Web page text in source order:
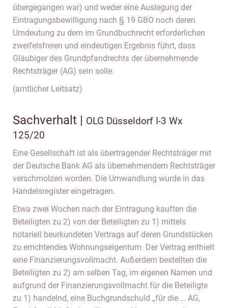
übergegangen war) und weder eine Auslegung der
Eintragungsbewilligung nach § 19 GBO noch deren
Umdeutung zu dem im Grundbuchrecht erforderlichen
zweifelsfreien und eindeutigen Ergebnis führt, dass
Gläubiger des Grundpfandrechts der übernehmende
Rechtsträger (AG) sein solle.
(amtlicher Leitsatz)
Sachverhalt | OLG Düsseldorf I-3 Wx
125/20
Eine Gesellschaft ist als übertragender Rechtsträger mit
der Deutsche Bank AG als übernehmendem Rechtsträger
verschmolzen worden. Die Umwandlung wurde in das
Handelsregister eingetragen.
Etwa zwei Wochen nach der Eintragung kauften die
Beteiligten zu 2) von der Beteiligten zu 1) mittels
notariell beurkundeten Vertrags auf deren Grundstücken
zu errichtendes Wohnungseigentum. Der Vertrag enthielt
eine Finanzierungsvollmacht. Außerdem bestellten die
Beteiligten zu 2) am selben Tag, im eigenen Namen und
aufgrund der Finanzierungsvollmacht für die Beteiligte
zu 1) handelnd, eine Buchgrundschuld „für die … AG,